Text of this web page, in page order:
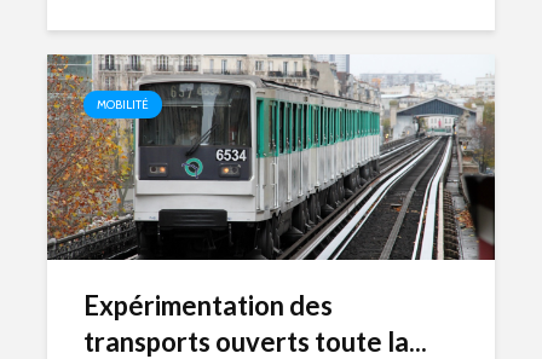
MOBILITÉ
Expérimentation des
transports ouverts toute la...